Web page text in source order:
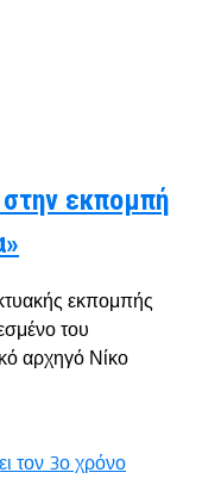
εκπομπή
εκπομπής
του
αρχηγό Νίκο